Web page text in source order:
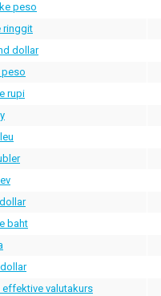
peso
ringgit
dollar
rupi
baht
effektive valutakurs